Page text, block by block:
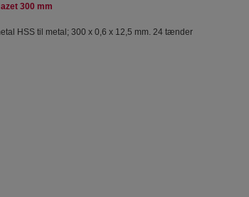
300 mm
HSS til metal; 300 x 0,6 x 12,5 mm. 24 tænder